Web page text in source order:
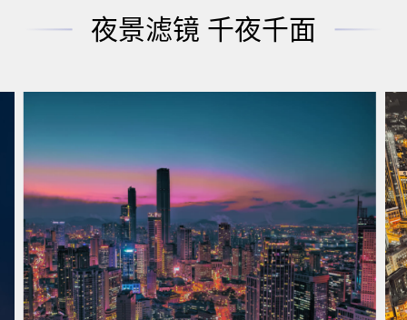
夜景滤镜 千夜千面